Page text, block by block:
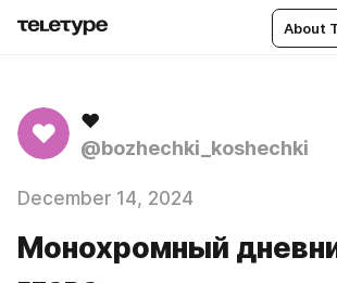
About
♥
♥
@bozhechki_koshechki
December 14, 2024
Монохромный